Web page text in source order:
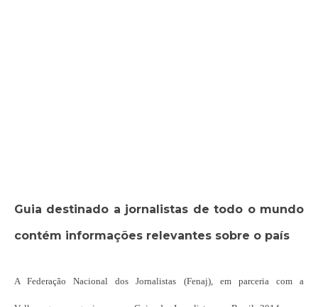
Guia destinado a jornalistas de todo o mundo
contém informações relevantes sobre o país
A Federação Nacional dos Jornalistas (Fenaj), em parceria com a